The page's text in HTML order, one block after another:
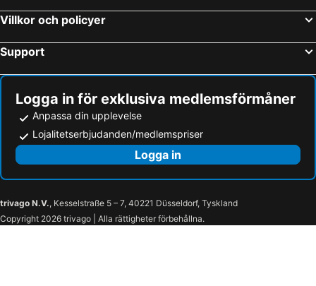
Villkor och policyer
Support
Logga in för exklusiva medlemsförmåner
Anpassa din upplevelse
Lojalitetserbjudanden/medlemspriser
Logga in
trivago N.V., Kesselstraße 5 – 7, 40221 Düsseldorf, Tyskland
Copyright 2026 trivago | Alla rättigheter förbehållna.